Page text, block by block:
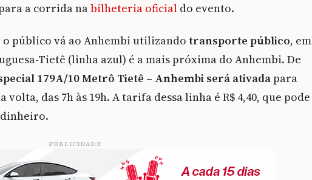
a corrida nabilheteria oficial do evento.
público vá ao Anhembi utilizando transporte público, em
Tietê (linha azul) é a mais próxima do Anhembi. De
179A/10 Metrô Tietê – Anhembi será ativada para
das 7h às 19h. A tarifa dessa linha é R$ 4,40, que pode
dinheiro.
PUBLICIDADE